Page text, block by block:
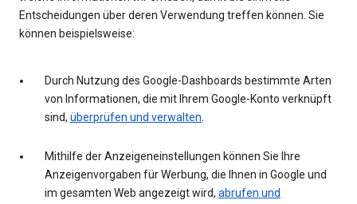
Entscheidungen über deren Verwendung treffen können. Sie
können beispielsweise:
Durch Nutzung des Google-Dashboards bestimmte Arten
von Informationen, die mit Ihrem Google-Konto verknüpft
sind, überprüfen und verwalten.
Mithilfe der Anzeigeneinstellungen können Sie Ihre
Anzeigenvorgaben für Werbung, die Ihnen in Google und
im gesamten Web angezeigt wird, abrufen und